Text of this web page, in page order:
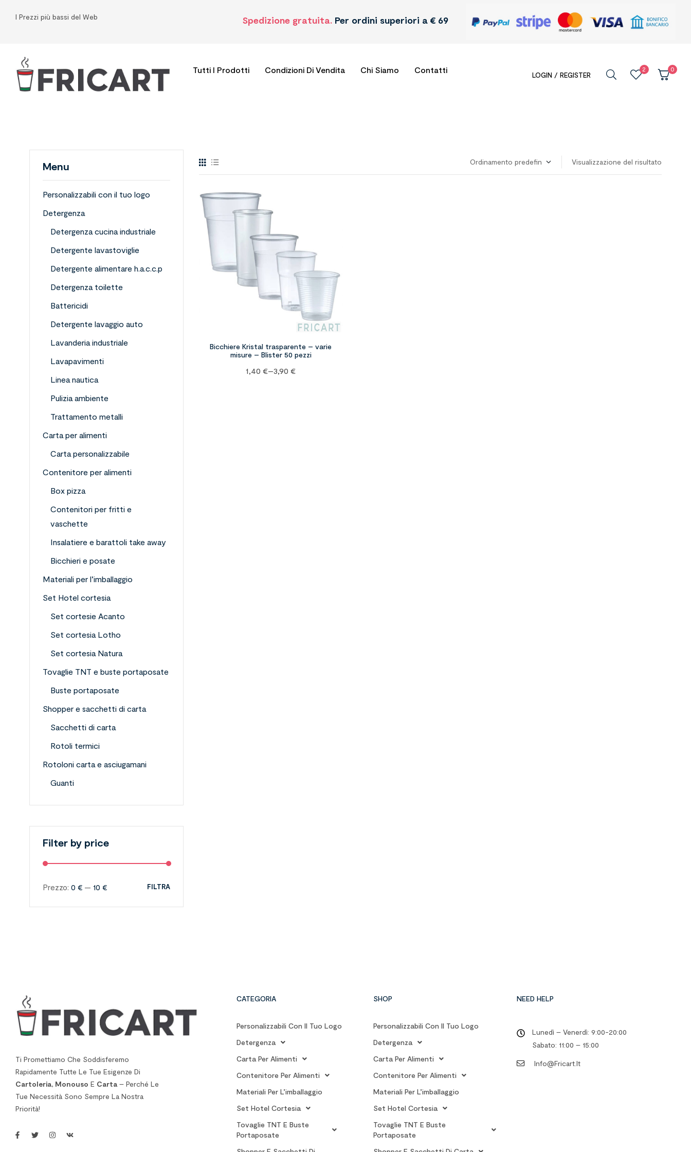
I Prezzi più bassi del Web Spedizione gratuita. Per ordini superiori a € 69
Tutti I Prodotti Condizioni Di Vendita Chi Siamo Contatti
LOGIN / REGISTER
2 0
Visualizzazione del risultato
Bicchiere Kristal trasparente – varie
misure – Blister 50 pezzi
1,40€–3,90€
Menu
Personalizzabili con il tuo logo
Detergenza
Detergenza cucina industriale
Detergente lavastoviglie
Detergente alimentare h.a.c.c.p
Detergenza toilette
Battericidi
Detergente lavaggio auto
Lavanderia industriale
Lavapavimenti
Linea nautica
Pulizia ambiente
Trattamento metalli
Carta per alimenti
Carta personalizzabile
Contenitore per alimenti
Box pizza
Contenitori per fritti e
vaschette
Insalatiere e barattoli take away
Bicchieri e posate
Materiali per l’imballaggio
Set Hotel cortesia
Set cortesie Acanto
Set cortesia Lotho
Set cortesia Natura
Tovaglie TNT e buste portaposate
Buste portaposate
Shopper e sacchetti di carta
Sacchetti di carta
Rotoli termici
Rotoloni carta e asciugamani
Guanti
Filter by price
FILTRA
Prezzo: 0 € — 10 €
Ti Promettiamo Che Soddisferemo
Rapidamente Tutte Le Tue Esigenze Di
Cartoleria, Monouso E Carta – Perché Le
Tue Necessità Sono Sempre La Nostra
Priorità!
CATEGORIA
Personalizzabili Con Il Tuo Logo
Detergenza
Carta Per Alimenti
Contenitore Per Alimenti
Materiali Per L’imballaggio
Set Hotel Cortesia
Tovaglie TNT E Buste
Portaposate
SHOP
Personalizzabili Con Il Tuo Logo
Detergenza
Carta Per Alimenti
Contenitore Per Alimenti
Materiali Per L’imballaggio
Set Hotel Cortesia
Tovaglie TNT E Buste
Portaposate
NEED HELP
Lunedì – Venerdì: 9:00-20:00
Sabato: 11:00 – 15:00
Info@fricart.it